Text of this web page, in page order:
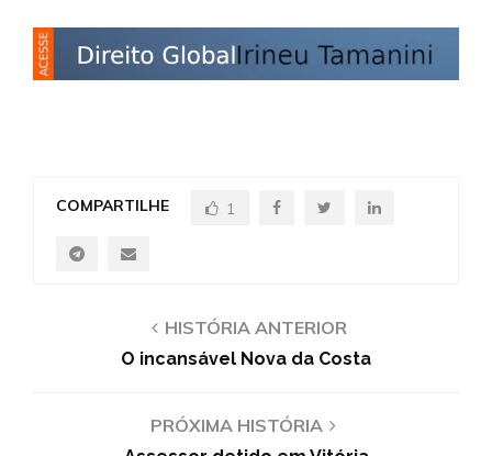
COMPARTILHE 1
HISTÓRIA ANTERIOR
O incansável Nova da Costa
PRÓXIMA HISTÓRIA